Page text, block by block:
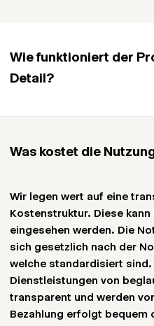
Wie funktioniert der
Detail?
traditionellen, oft
es funktioniert:
Dokumentenvorbereitung:
bereitet alle Dokumente
sicher, dass sie den
entsprechen.
Beratung und
Was kostet die
Wir legen wert auf eine
Kostenstruktur. Diese kann
eingesehen werden. Die
sich gesetzlich nach der
welche standardisiert
Dienstleistungen von
transparent und werden
Bezahlung erfolgt bequem